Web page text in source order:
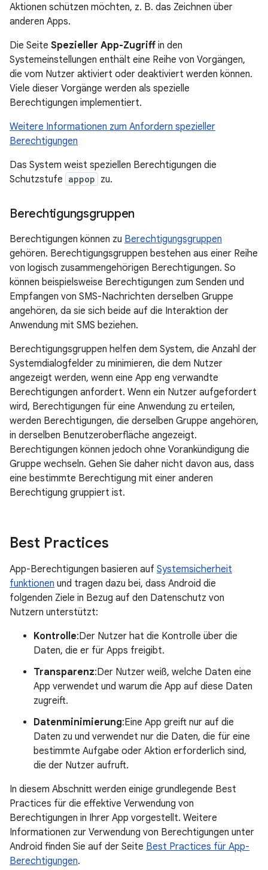
Aktionen schützen möchten, z. B. das Zeichnen über
anderen Apps.
Die Seite Spezieller App-Zugriff in den
Systemeinstellungen enthält eine Reihe von Vorgängen,
die vom Nutzer aktiviert oder deaktiviert werden können.
Viele dieser Vorgänge werden als spezielle
Berechtigungen implementiert.
Weitere Informationen zum Anfordern spezieller
Berechtigungen
Das System weist speziellen Berechtigungen die
Schutzstufe appop zu.
Berechtigungsgruppen
Berechtigungen können zu Berechtigungsgruppen
gehören. Berechtigungsgruppen bestehen aus einer Reihe
von logisch zusammengehörigen Berechtigungen. So
können beispielsweise Berechtigungen zum Senden und
Empfangen von SMS-Nachrichten derselben Gruppe
angehören, da sie sich beide auf die Interaktion der
Anwendung mit SMS beziehen.
Berechtigungsgruppen helfen dem System, die Anzahl der
Systemdialogfelder zu minimieren, die dem Nutzer
angezeigt werden, wenn eine App eng verwandte
Berechtigungen anfordert. Wenn ein Nutzer aufgefordert
wird, Berechtigungen für eine Anwendung zu erteilen,
werden Berechtigungen, die derselben Gruppe angehören,
in derselben Benutzeroberfläche angezeigt.
Berechtigungen können jedoch ohne Vorankündigung die
Gruppe wechseln. Gehen Sie daher nicht davon aus, dass
eine bestimmte Berechtigung mit einer anderen
Berechtigung gruppiert ist.
Best Practices
App-Berechtigungen basieren auf Systemsicherheit
funktionen und tragen dazu bei, dass Android die
folgenden Ziele in Bezug auf den Datenschutz von
Nutzern unterstützt:
Kontrolle:Der Nutzer hat die Kontrolle über die
Daten, die er für Apps freigibt.
Transparenz:Der Nutzer weiß, welche Daten eine
App verwendet und warum die App auf diese Daten
zugreift.
Datenminimierung:Eine App greift nur auf die
Daten zu und verwendet nur die Daten, die für eine
bestimmte Aufgabe oder Aktion erforderlich sind,
die der Nutzer aufruft.
In diesem Abschnitt werden einige grundlegende Best
Practices für die effektive Verwendung von
Berechtigungen in Ihrer App vorgestellt. Weitere
Informationen zur Verwendung von Berechtigungen unter
Android finden Sie auf der Seite Best Practices für App-
Berechtigungen.